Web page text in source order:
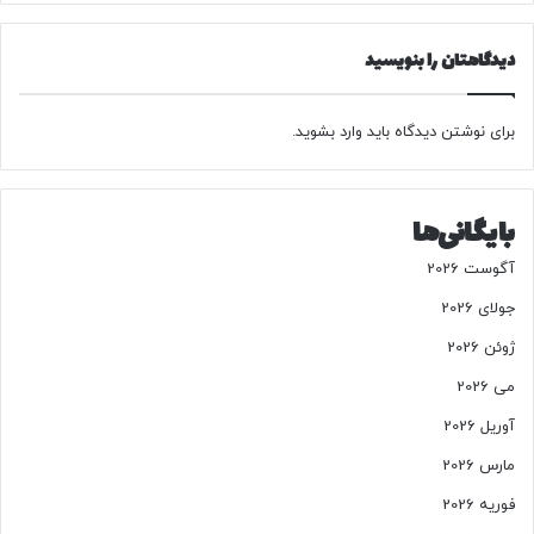
ش
ع
ل
م
ن
!
ی
ل
س
ر
ا
ا
د
/
ا
ب
دیدگاهتان را بنویسید
برای نوشتن دیدگاه باید وارد بشوید.
بایگانی‌ها
آگوست 2026
جولای 2026
ژوئن 2026
می 2026
آوریل 2026
مارس 2026
فوریه 2026